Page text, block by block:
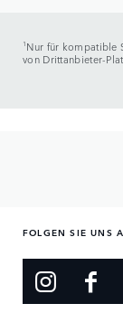
1 Nur für kompatible
von Drittanbieter-
FOLGEN SIE UNS